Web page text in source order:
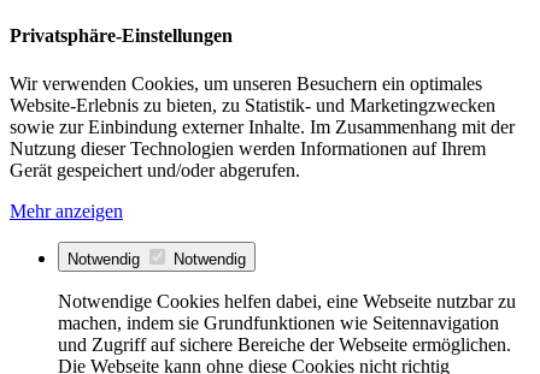
Privatsphäre-Einstellungen
Wir verwenden Cookies, um unseren Besuchern ein optimales
Website-Erlebnis zu bieten, zu Statistik- und Marketingzwecken
sowie zur Einbindung externer Inhalte. Im Zusammenhang mit der
Nutzung dieser Technologien werden Informationen auf Ihrem
Gerät gespeichert und/oder abgerufen.
Mehr anzeigen
Notwendig Notwendig
Notwendige Cookies helfen dabei, eine Webseite nutzbar zu
machen, indem sie Grundfunktionen wie Seitennavigation
und Zugriff auf sichere Bereiche der Webseite ermöglichen.
Die Webseite kann ohne diese Cookies nicht richtig